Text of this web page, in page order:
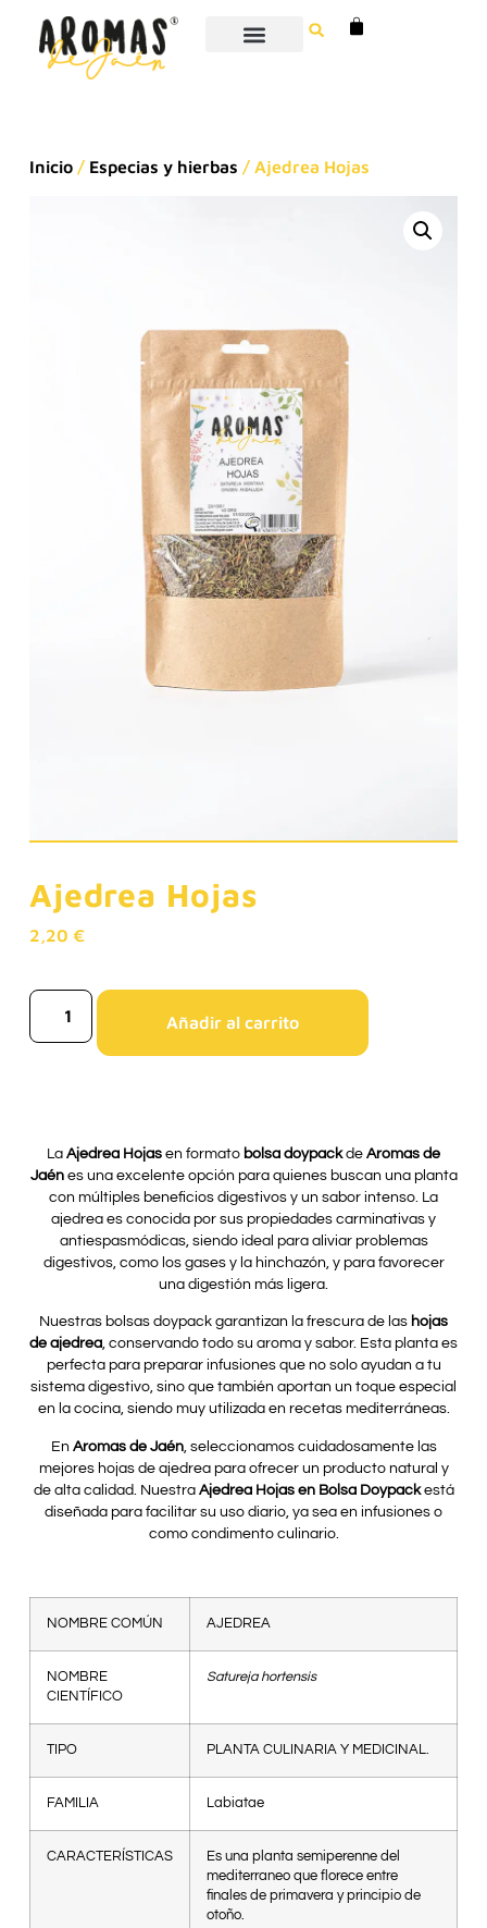
Inicio/ Especias y hierbas / Ajedrea Hojas
Ajedrea Hojas
2,20 €
Añadir al carrito
La Ajedrea Hojas en formato bolsa doypackde Aromas de
Jaénes una excelente opción para quienes buscan una planta
con múltiples beneficios digestivos y un sabor intenso. La
ajedrea es conocida por sus propiedades carminativas y
antiespasmódicas, siendo ideal para aliviar problemas
digestivos, como los gases y la hinchazón, y para favorecer
una digestión más ligera.
Nuestras bolsas doypack garantizan la frescura de las hojas
de ajedrea, conservando todo su aroma y sabor. Esta planta es
perfecta para preparar infusiones que no solo ayudan a tu
sistema digestivo, sino que también aportan un toque especial
en la cocina, siendo muy utilizada en recetas mediterráneas.
En Aromas de Jaén, seleccionamos cuidadosamente las
mejores hojas de ajedrea para ofrecer un producto natural y
de alta calidad. Nuestra Ajedrea Hojas en Bolsa Doypackestá
diseñada para facilitar su uso diario, ya sea en infusiones o
como condimento culinario.
NOMBRE COMÚN AJEDREA
NOMBRE
CIENTÍFICO
Satureja hortensis
TIPO PLANTA CULINARIA Y MEDICINAL.
FAMILIA Labiatae
CARACTERÍSTICAS
Es una planta semiperenne del
mediterraneo que florece entre
finales de primavera y principio de
otoño.